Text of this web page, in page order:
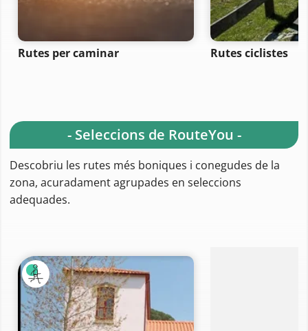
Rutes per caminar Rutes ciclistes
- Seleccions de RouteYou -
Descobriu les rutes més boniques i conegudes de la
zona, acuradament agrupades en seleccions
adequades.